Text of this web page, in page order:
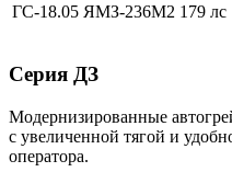
ГС-18.05 ЯМЗ-236М2 179 лс
Серия ДЗ
Модернизированные
с увеличенной тягой и
оператора.